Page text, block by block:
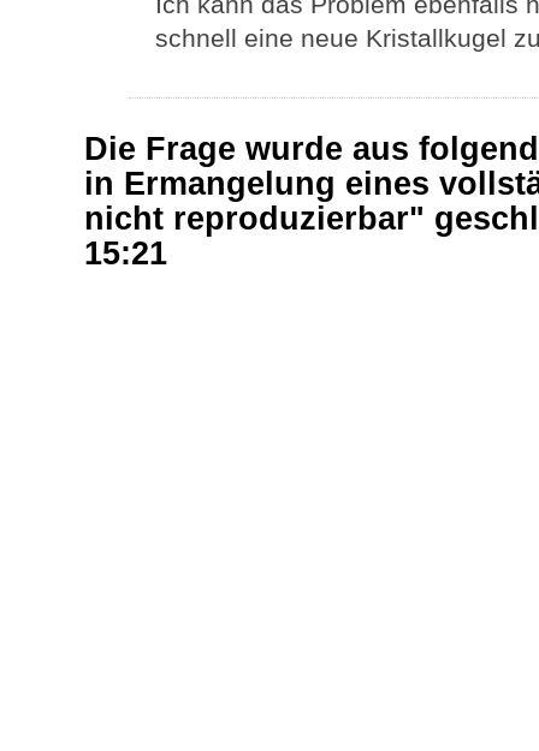
schnell eine neue Kristallkugel
Die Frage wurde aus
in Ermangelung eines
nicht reproduzierbar"
15:21